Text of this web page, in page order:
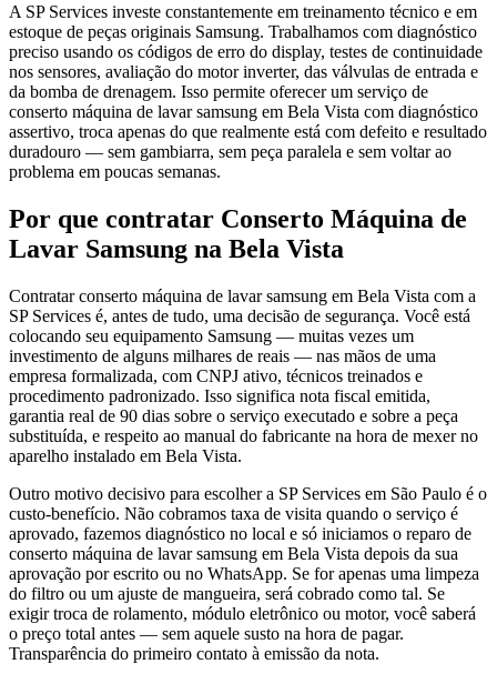
A SP Services investe constantemente em treinamento técnico e em
estoque de peças originais Samsung. Trabalhamos com diagnóstico
preciso usando os códigos de erro do display, testes de continuidade
nos sensores, avaliação do motor inverter, das válvulas de entrada e
da bomba de drenagem. Isso permite oferecer um serviço de
conserto máquina de lavar samsung em Bela Vista com diagnóstico
assertivo, troca apenas do que realmente está com defeito e resultado
duradouro — sem gambiarra, sem peça paralela e sem voltar ao
problema em poucas semanas.
Por que contratar Conserto Máquina de
Lavar Samsung na Bela Vista
Contratar conserto máquina de lavar samsung em Bela Vista com a
SP Services é, antes de tudo, uma decisão de segurança. Você está
colocando seu equipamento Samsung — muitas vezes um
investimento de alguns milhares de reais — nas mãos de uma
empresa formalizada, com CNPJ ativo, técnicos treinados e
procedimento padronizado. Isso significa nota fiscal emitida,
garantia real de 90 dias sobre o serviço executado e sobre a peça
substituída, e respeito ao manual do fabricante na hora de mexer no
aparelho instalado em Bela Vista.
Outro motivo decisivo para escolher a SP Services em São Paulo é o
custo-benefício. Não cobramos taxa de visita quando o serviço é
aprovado, fazemos diagnóstico no local e só iniciamos o reparo de
conserto máquina de lavar samsung em Bela Vista depois da sua
aprovação por escrito ou no WhatsApp. Se for apenas uma limpeza
do filtro ou um ajuste de mangueira, será cobrado como tal. Se
exigir troca de rolamento, módulo eletrônico ou motor, você saberá
o preço total antes — sem aquele susto na hora de pagar.
Transparência do primeiro contato à emissão da nota.